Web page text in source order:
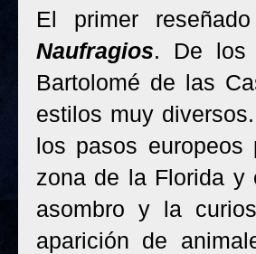
El primer
Naufragios. De los
Bartolomé de las
estilos muy
los pasos
zona de la Florida y
asombro y la
aparición de